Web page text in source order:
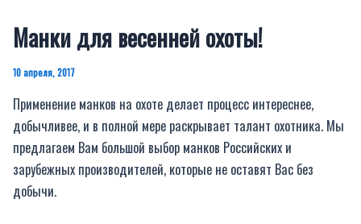
Манки для весенней охоты!
10 апреля, 2017
Применение манков на охоте делает процесс интереснее,
добычливее, и в полной мере раскрывает талант охотника. Мы
предлагаем Вам большой выбор манков Российских и
зарубежных производителей, которые не оставят Вас без
добычи.